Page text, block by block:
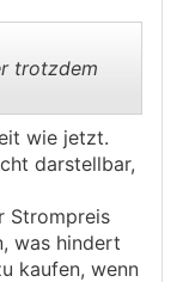
eigene PV
Richtig?
trotzdem
wie jetzt.
darstellbar,
Strompreis
was hindert
kaufen, wenn